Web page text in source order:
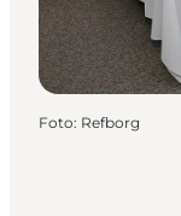
Foto: Refborg